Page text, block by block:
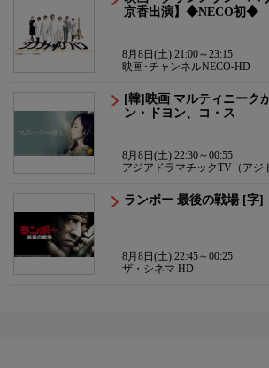
京香出演】◆NECO初◆
8月8日(土) 21:00～23:15
映画･チャンネルNECO-HD
[韓]映画 マルティニーク
ン・ドヨン、コ・ス
8月8日(土) 22:30～00:55
アジアドラマチックTV（アジ
ランボー 最後の戦場 [字]
8月8日(土) 22:45～00:25
ザ・シネマ HD